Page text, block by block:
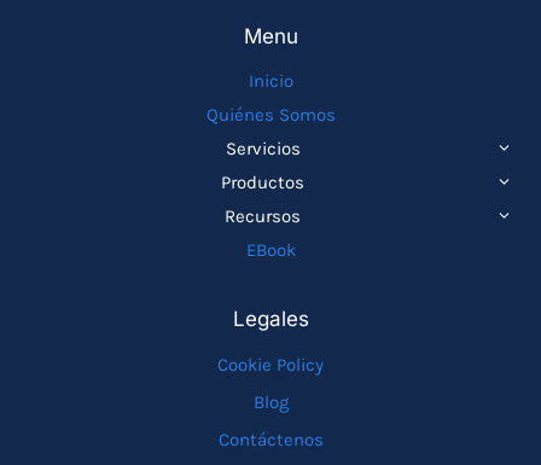
Menu
Inicio
Quiénes Somos
Servicios
HIJO
Productos
HIJO
Recursos
EBook
Legales
Cookie Policy
Blog
Contáctenos